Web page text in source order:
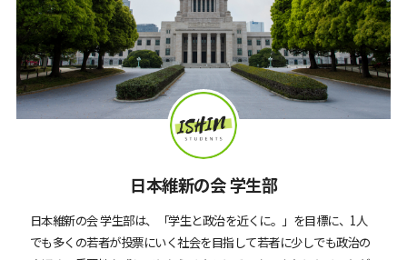
日本維新の会 学生部
日本維新の会 学生部は、「学生と政治を近くに。」を目標に、1人
でも多くの若者が投票にいく社会を目指して若者に少しでも政治の